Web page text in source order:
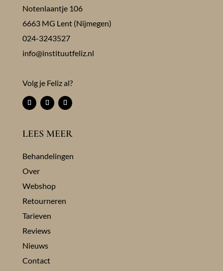
Notenlaantje 106
6663 MG Lent (Nijmegen)
024-3243527
info@instituutfeliz.nl
Volg je Feliz al?
LEES MEER
Behandelingen
Over
Webshop
Retourneren
Tarieven
Reviews
Nieuws
Contact